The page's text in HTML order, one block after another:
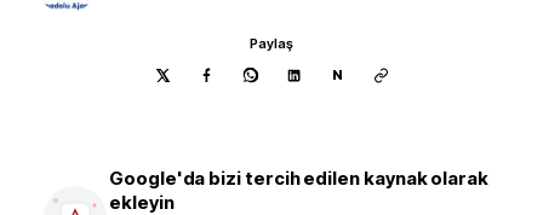
Paylaş
N
Google'da bizi tercih edilen kaynak olarak
ekleyin